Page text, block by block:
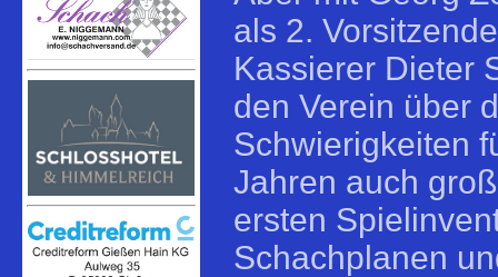
als 2.
Kassierer Dieter
den Verein über
Schwierigkeiten
Jahren auch
ersten
Schachplanen